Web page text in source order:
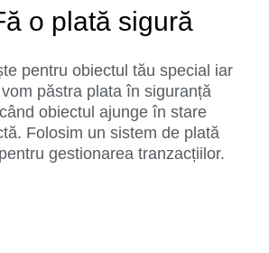
o plată sigură
pentru obiectul tău special iar
păstra plata în siguranță
obiectul ajunge în stare
Folosim un sistem de plată
gestionarea tranzacțiilor.